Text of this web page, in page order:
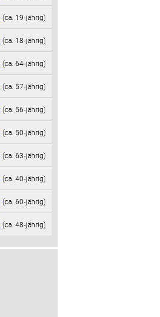
(ca. 19‑jährig)
(ca. 18‑jährig)
(ca. 64‑jährig)
(ca. 57‑jährig)
(ca. 56‑jährig)
(ca. 50‑jährig)
(ca. 63‑jährig)
(ca. 40‑jährig)
(ca. 60‑jährig)
(ca. 48‑jährig)